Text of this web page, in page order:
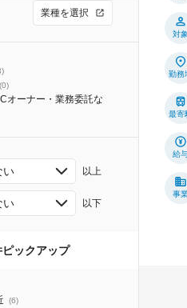
業種を選択
)
(0)
オーナー・業務委託な
い 以上
い 以下
ックアップ
(6)
対象
勤務
最寄
給
事